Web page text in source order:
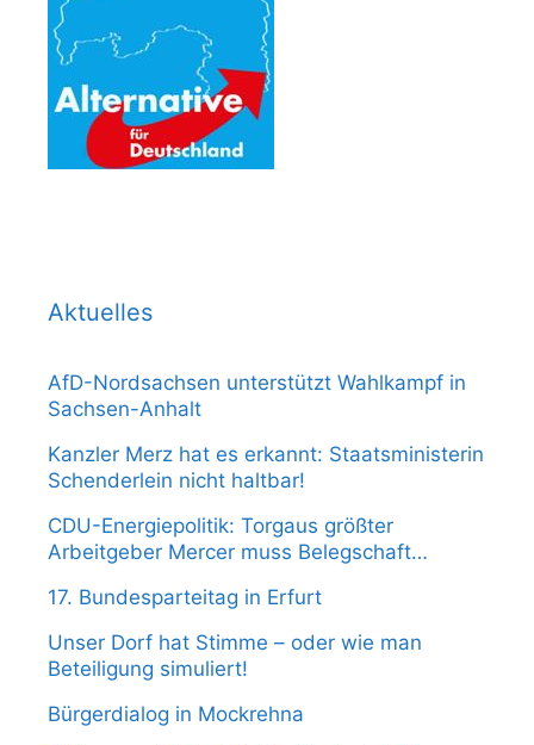
Aktuelles
AfD-Nordsachsen unterstützt Wahlkampf in
Sachsen-Anhalt
Kanzler Merz hat es erkannt: Staatsministerin
Schenderlein nicht haltbar!
CDU-Energiepolitik: Torgaus größter
Arbeitgeber Mercer muss Belegschaft
17. Bundesparteitag in Erfurt
Unser Dorf hat Stimme – oder wie man
Beteiligung simuliert!
Bürgerdialog in Mockrehna